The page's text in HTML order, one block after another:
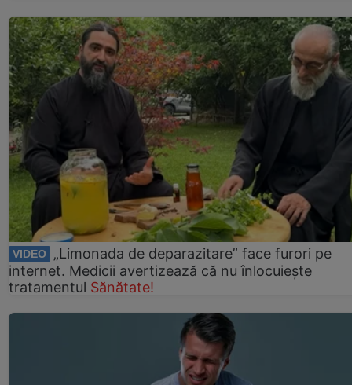
VIDEO
„Limonada de deparazitare” face furori pe
internet. Medicii avertizează că nu înlocuiește
tratamentul Sănătate!